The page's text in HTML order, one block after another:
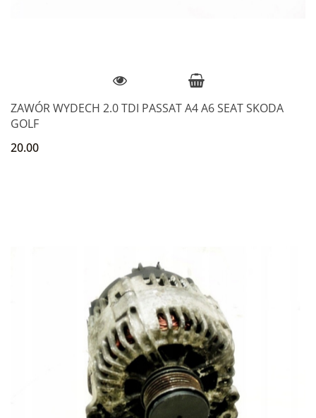
ZAWÓR WYDECH 2.0 TDI PASSAT A4 A6 SEAT SKODA
GOLF
20.00